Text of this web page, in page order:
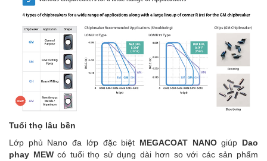
Tuổi thọ lâu bền
Lớp phủ Nano đa lớp đặc biệt MEGACOAT NANOgiúp Dao
phay MEWcó tuổi thọ sử dụng dài hơn so với các sản phẩm